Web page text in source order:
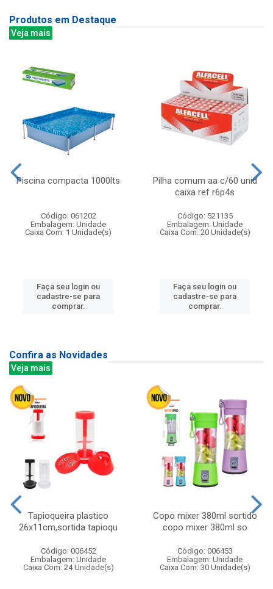
Produtos em Destaque
Veja mais
Piscina compacta 1000lts
Código: 061202
Embalagem: Unidade
Caixa Com: 1 Unidade(s)
Faça seu login ou
cadastre-se para
comprar.
Pilha comum aa c/60 unid
caixa ref r6p4s
Código: 521135
Embalagem: Unidade
Caixa Com: 20 Unidade(s)
Faça seu login ou
cadastre-se para
comprar.
Confira as Novidades
Veja mais
Tapioqueira plastico
26x11cm,sortida tapioqu
Código: 006452
Embalagem: Unidade
Caixa Com: 24 Unidade(s)
Copo mixer 380ml sortido
copo mixer 380ml so
Código: 006453
Embalagem: Unidade
Caixa Com: 30 Unidade(s)